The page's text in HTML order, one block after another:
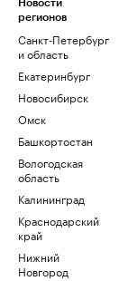
Новости
регионов
Санкт-Петербург
и область
Екатеринбург
Новосибирск
Омск
Башкортостан
Вологодская
область
Калининград
Краснодарский
край
Нижний
Новгород